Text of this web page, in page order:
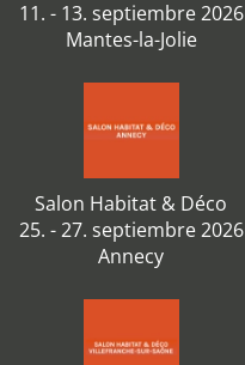
11. - 13. septiembre 2026
Mantes-la-Jolie
Salon Habitat & Déco
25. - 27. septiembre 2026
Annecy